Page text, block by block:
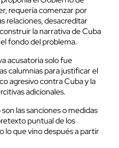
requería comenzar por
relaciones, desacreditar
la narrativa de Cuba
fondo del problema.
acusatoria solo fue
calumnias para justificar el
agresivo contra Cuba y la
adicionales.
las sanciones o medidas
puntual de los
lo que vino después a partir